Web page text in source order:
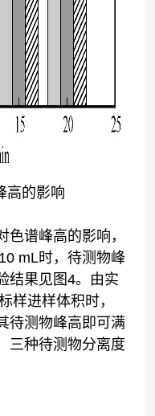
高的影响
谱峰高的影响，
mL时，待测物峰
结果见图4。由实
样进样体积时，
待测物峰高即可满
三种待测物分离度